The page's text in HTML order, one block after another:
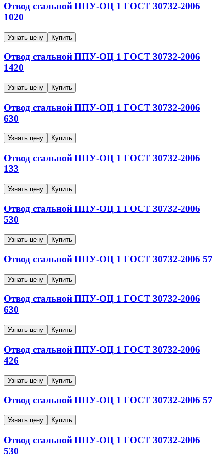
Отвод стальной ППУ-ОЦ 1 ГОСТ 30732-2006
1020
Узнать цену Купить
Отвод стальной ППУ-ОЦ 1 ГОСТ 30732-2006
1420
Узнать цену Купить
Отвод стальной ППУ-ОЦ 1 ГОСТ 30732-2006
630
Узнать цену Купить
Отвод стальной ППУ-ОЦ 1 ГОСТ 30732-2006
133
Узнать цену Купить
Отвод стальной ППУ-ОЦ 1 ГОСТ 30732-2006
530
Узнать цену Купить
Отвод стальной ППУ-ОЦ 1 ГОСТ 30732-2006 57
Узнать цену Купить
Отвод стальной ППУ-ОЦ 1 ГОСТ 30732-2006
630
Узнать цену Купить
Отвод стальной ППУ-ОЦ 1 ГОСТ 30732-2006
426
Узнать цену Купить
Отвод стальной ППУ-ОЦ 1 ГОСТ 30732-2006 57
Узнать цену Купить
Отвод стальной ППУ-ОЦ 1 ГОСТ 30732-2006
530